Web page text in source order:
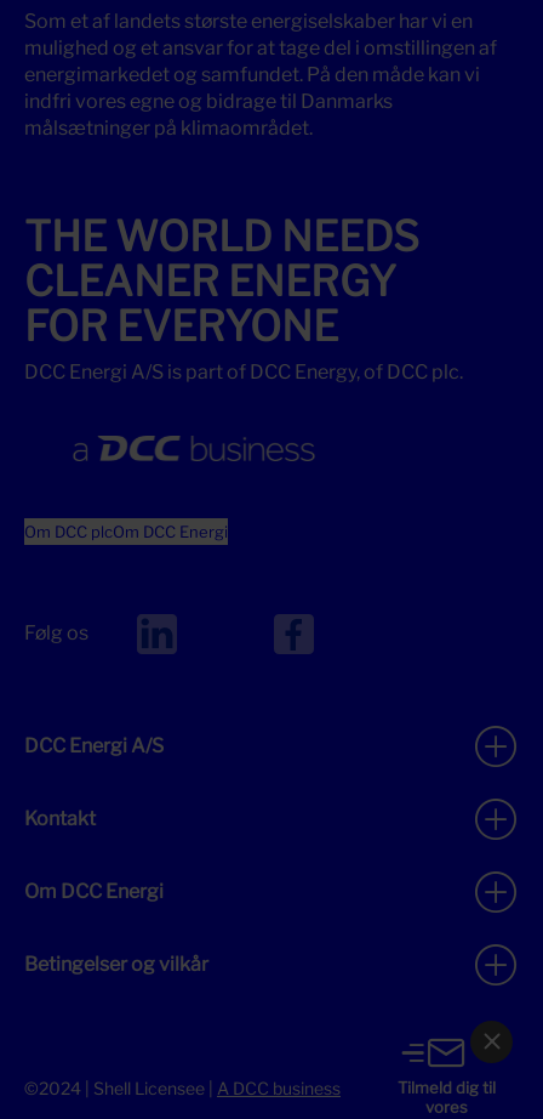
Som et af landets største energiselskaber har vi en
mulighed og et ansvar for at tage del i omstillingen af
energimarkedet og samfundet. På den måde kan vi
indfri vores egne og bidrage til Danmarks
målsætninger på klimaområdet.
THE WORLD NEEDS
CLEANER ENERGY
FOR EVERYONE
DCC Energi A/S is part of DCC Energy, of DCC plc.
Om DCC plcOm DCC Energi
Følg os
DCC Energi A/S
Kontakt
Om DCC Energi
Betingelser og vilkår
©2024 | Shell Licensee | A DCC business
Tilmeld dig til
vores